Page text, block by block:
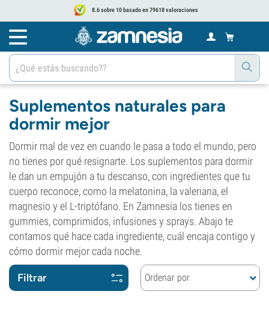
8.6 sobre 10 basado en 79618 valoraciones
Suplementos naturales para
dormir mejor
Dormir mal de vez en cuando le pasa a todo el mundo, pero
no tienes por qué resignarte. Los suplementos para dormir
le dan un empujón a tu descanso, con ingredientes que tu
cuerpo reconoce, como la melatonina, la valeriana, el
magnesio y el L-triptófano. En Zamnesia los tienes en
gummies, comprimidos, infusiones y sprays. Abajo te
contamos qué hace cada ingrediente, cuál encaja contigo y
cómo dormir mejor cada noche.
Filtrar Ordenar por